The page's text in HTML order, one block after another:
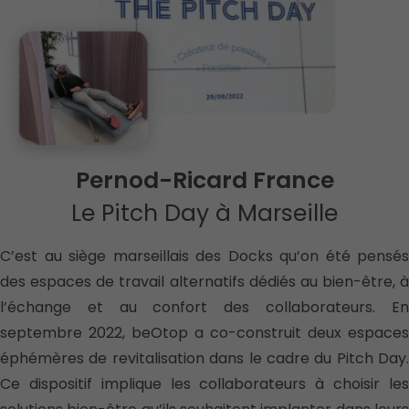
Pernod-Ricard France
Le Pitch Day à Marseille
C’est au siège marseillais des Docks qu’on été pensés
des espaces de travail alternatifs dédiés au bien-être, à
l’échange et au confort des collaborateurs. En
septembre 2022, beOtop a co-construit deux espaces
éphémères de revitalisation dans le cadre du Pitch Day.
Ce dispositif implique les collaborateurs à choisir les